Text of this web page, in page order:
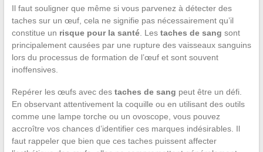
Il faut souligner que même si vous parvenez à détecter des
taches sur un œuf, cela ne signifie pas nécessairement qu’il
constitue un risque pour la santé. Les taches de sang sont
principalement causées par une rupture des vaisseaux sanguins
lors du processus de formation de l’œuf et sont souvent
inoffensives.
Repérer les œufs avec des taches de sang peut être un défi.
En observant attentivement la coquille ou en utilisant des outils
comme une lampe torche ou un ovoscope, vous pouvez
accroître vos chances d’identifier ces marques indésirables. Il
faut rappeler que bien que ces taches puissent affecter